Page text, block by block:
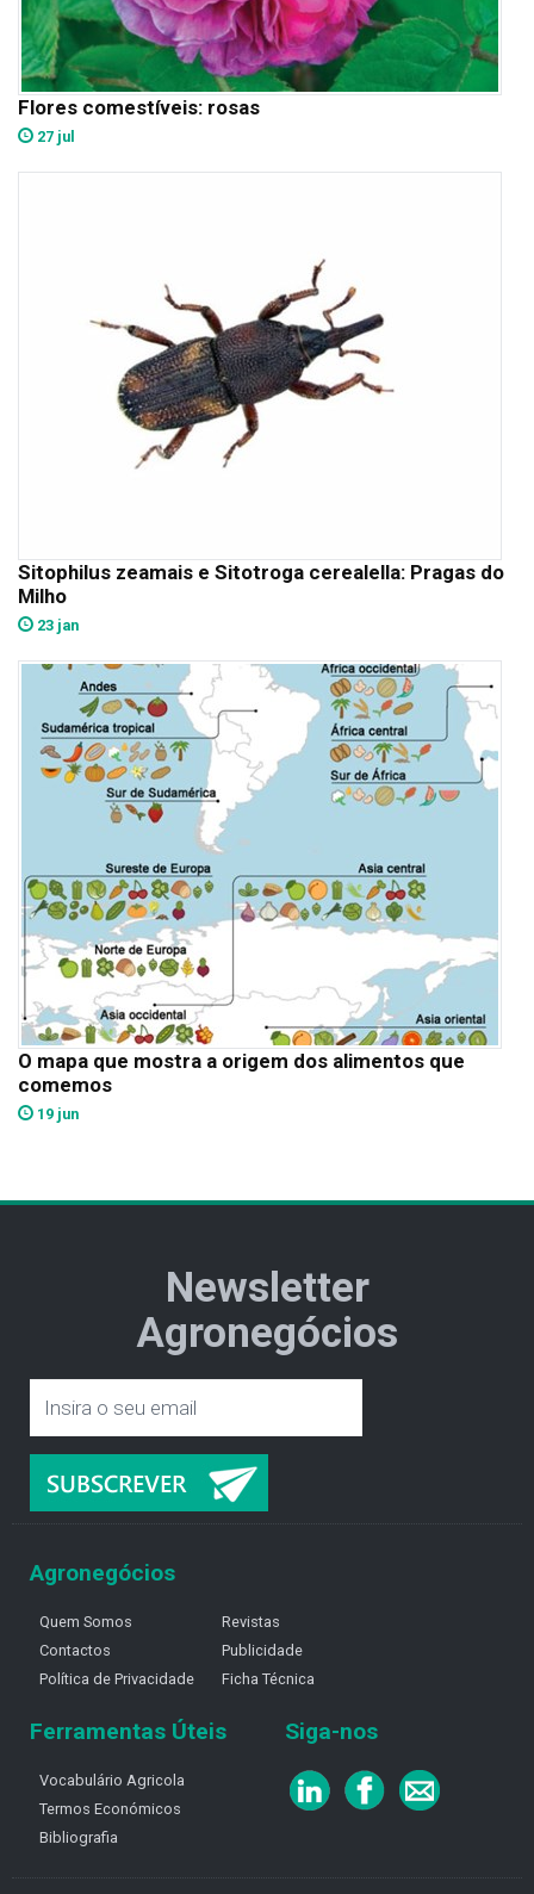
Flores comestíveis: rosas
27 jul
Sitophilus zeamais e Sitotroga cerealella: Pragas do
Milho
23 jan
O mapa que mostra a origem dos alimentos que
comemos
19 jun
Newsletter
Agronegócios
Agronegócios
Quem Somos
Contactos
Política de Privacidade
Revistas
Publicidade
Ficha Técnica
Ferramentas Úteis
Vocabulário Agricola
Termos Económicos
Bibliografia
Siga-nos